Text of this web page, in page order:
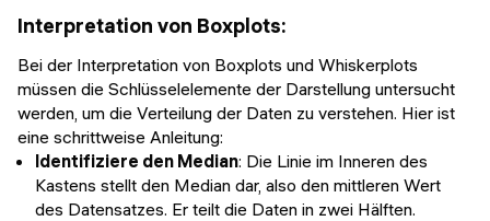
Interpretation von Boxplots:
Bei der Interpretation von Boxplots und Whiskerplots
müssen die Schlüsselelemente der Darstellung untersucht
werden, um die Verteilung der Daten zu verstehen. Hier ist
eine schrittweise Anleitung:
Identifiziere den Median: Die Linie im Inneren des
Kastens stellt den Median dar, also den mittleren Wert
des Datensatzes. Er teilt die Daten in zwei Hälften.